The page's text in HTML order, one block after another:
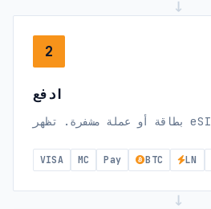
→
2
ادفع
VISA MC Pay BTC LN
→